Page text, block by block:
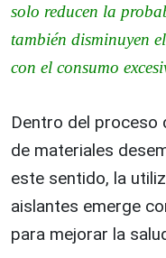
solo reducen la
también disminuyen
con el consumo
Dentro del proceso
de materiales
este sentido, la
aislantes emerge
para mejorar la